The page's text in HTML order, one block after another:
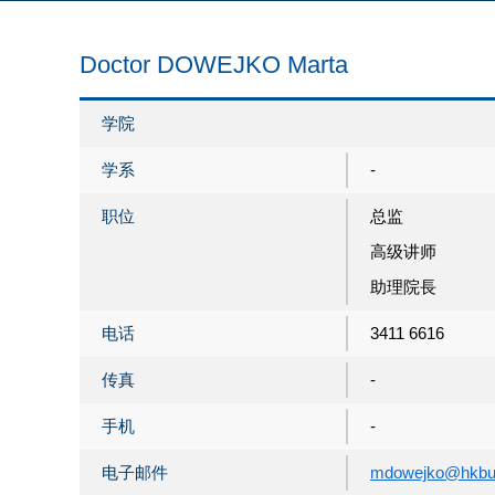
Doctor DOWEJKO Marta
学院
学系 -
职位
总监
高级讲师
助理院長
电话 3411 6616
传真 -
手机 -
电子邮件